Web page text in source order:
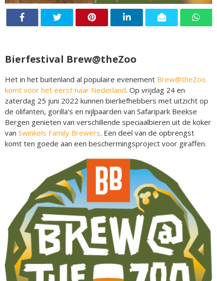
Bierfestival Brew@theZoo
Het in het buitenland al populaire evenement Brew@theZoo
komt voor het eerst naar Nederland. Op vrijdag 24 en
zaterdag 25 juni 2022 kunnen bierliefhebbers met uitzicht op
de olifanten, gorilla's en nijlpaarden van Safaripark Beekse
Bergen genieten van verschillende speciaalbieren uit de koker
van Swinkels Family Brewers. Een deel van de opbrengst
komt ten goede aan een beschermingsproject voor giraffen.